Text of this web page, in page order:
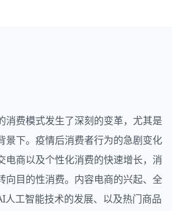
消费模式发生了深刻的变革，尤其是
景下。疫情后消费者行为的急剧变化
电商以及个性化消费的快速增长，消
向目的性消费。内容电商的兴起、全
人工智能技术的发展、以及热门商品